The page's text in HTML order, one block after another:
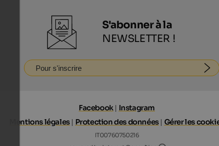
S'abonner à la
NEWSLETTER !
Pour s'inscrire
Facebook | Instagram
Mentions légales| Protection des données| Gérer les
IT00760750216